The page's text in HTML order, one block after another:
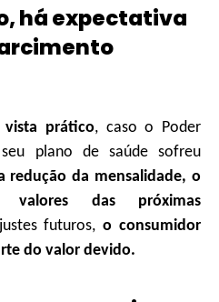
há expectativa
prático, caso o Poder
plano de saúde sofreu
redução da mensalidade, o
das próximas
futuros,o consumidor
do valor devido.